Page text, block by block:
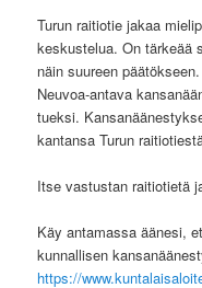
Turun raitiotie jakaa
keskustelua. On tärkeää
näin suureen
Neuvoa-antava
tueksi.
kantansa Turun
Itse vastustan raitiotietä
Käy antamassa äänesi,
kunnallisen
https://